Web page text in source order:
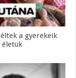
a gyerekeik
életük